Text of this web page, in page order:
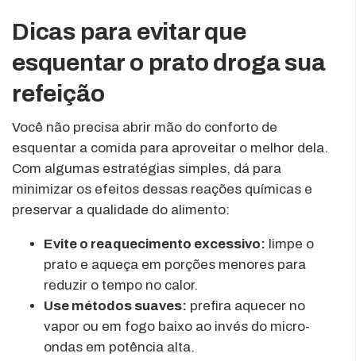
Dicas para evitar que
esquentar o prato droga sua
refeição
Você não precisa abrir mão do conforto de
esquentar a comida para aproveitar o melhor dela.
Com algumas estratégias simples, dá para
minimizar os efeitos dessas reações químicas e
preservar a qualidade do alimento:
Evite o reaquecimento excessivo: limpe o
prato e aqueça em porções menores para
reduzir o tempo no calor.
Use métodos suaves: prefira aquecer no
vapor ou em fogo baixo ao invés do micro-
ondas em potência alta.